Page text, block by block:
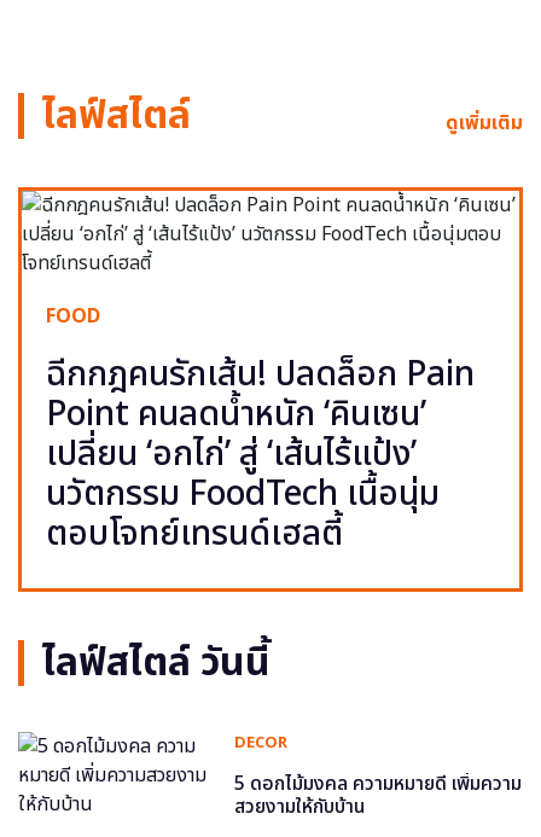
ไลฟ์สไตล์ ดูเพิ่มเติม
FOOD
ฉีกกฎคนรักเส้น! ปลดล็อก Pain
Point คนลดน้ำหนัก ‘คินเซน’
เปลี่ยน ‘อกไก่’ สู่ ‘เส้นไร้แป้ง’
นวัตกรรม FoodTech เนื้อนุ่ม
ตอบโจทย์เทรนด์เฮลตี้
ไลฟ์สไตล์ วันนี้
DECOR
5 ดอกไม้มงคล ความหมายดี เพิ่มความ
สวยงามให้กับบ้าน